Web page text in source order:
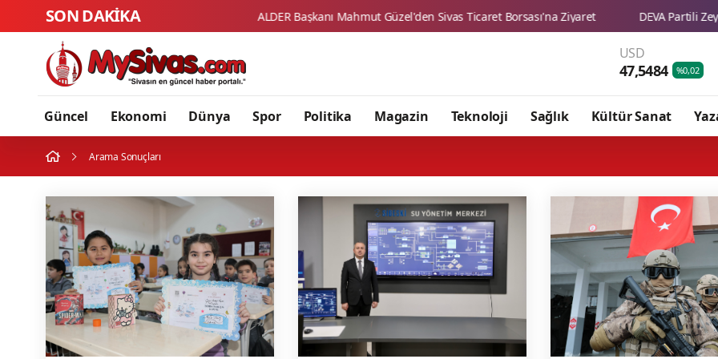
SON DAKİKA
USD
47,5484 %0,02
Güncel Ekonomi Dünya Spor Politika Magazin Teknoloji Sağlık Kültür Sanat
Arama Sonuçları